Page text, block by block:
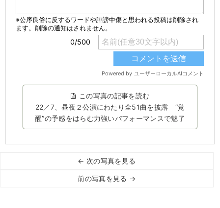
この写真の記事を読む
22／7、昼夜２公演にわたり全51曲を披露 “覚
醒”の予感をはらむ力強いパフォーマンスで魅了
← 次の写真を見る
前の写真を見る →